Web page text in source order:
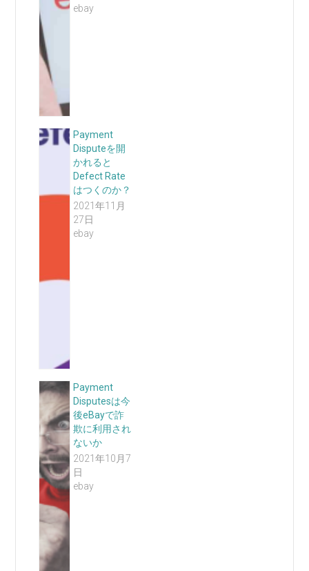
ebay
Payment
Disputeを開
かれると
Defect Rate
はつくのか？
2021年11月
27日
ebay
Payment
Disputesは今
後eBayで詐
欺に利用され
ないか
2021年10月7
日
ebay